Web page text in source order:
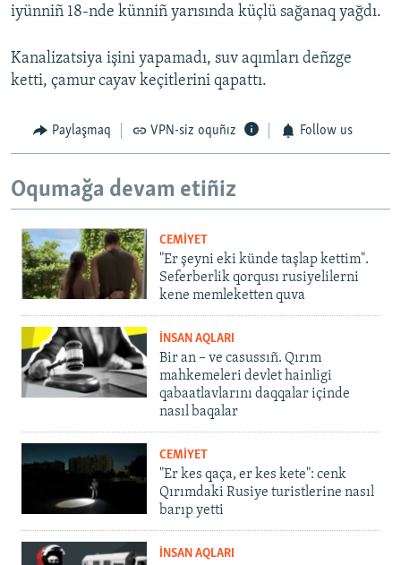
iyünniñ 18-nde künniñ yarısında küçlü sağanaq yağdı.
Kanalizatsiya işini yapamadı, suv aqımları deñzge
ketti, çamur cayav keçitlerini qapattı.
Paylaşmaq VPN-siz oquñız Follow us
Oqumağa devam etiñiz
CEMİYET
"Er şeyni eki künde taşlap kettim".
Seferberlik qorqusı rusiyelilerni
kene memleketten quva
İNSAN AQLARI
Bir an – ve casussıñ. Qırım
mahkemeleri devlet hainligi
qabaatlavlarını daqqalar içinde
nasıl baqalar
CEMİYET
"Er kes qaça, er kes kete": cenk
Qırımdaki Rusiye turistlerine nasıl
barıp yetti
İNSAN AQLARI